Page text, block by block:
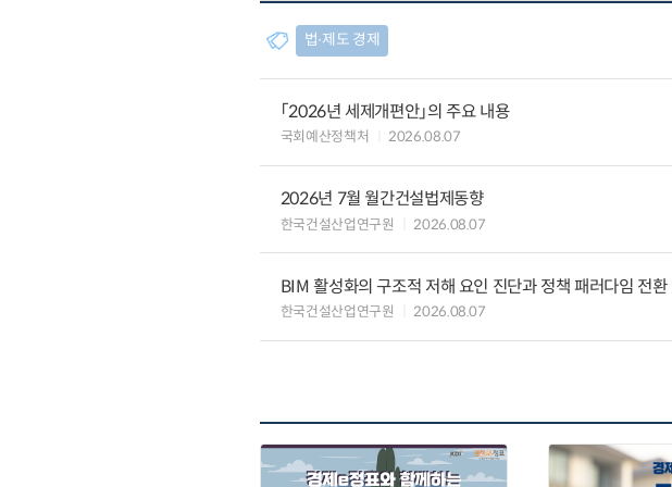
법∙제도 경제
「2026년 세제개편안」의 주요 내용
국회예산정책처 2026.08.07
2026년 7월 월간건설법제동향
한국건설산업연구원 2026.08.07
BIM 활성화의 구조적 저해 요인 진단과 정책 패러다임 전환
한국건설산업연구원 2026.08.07